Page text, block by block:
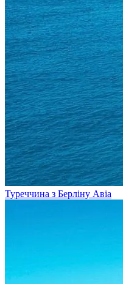
Туреччина з Берліну Авіа